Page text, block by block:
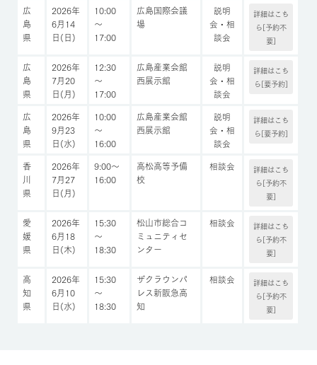
広
島
県
2026年
6月14
日(日)
10:00
～
17:00
広島国際会議
場
説明
会・相
談会
詳細はこち
ら[予約不
要]
広
島
県
2026年
7月20
日(月)
12:30
～
17:00
広島産業会館
西展示館
説明
会・相
談会
詳細はこち
ら[要予約]
広
島
県
2026年
9月23
日(水)
10:00
～
16:00
広島産業会館
西展示館
説明
会・相
談会
詳細はこち
ら[要予約]
香
川
県
2026年
7月27
日(月)
9:00～
16:00
高松高等予備
校
相談会
詳細はこち
ら[予約不
要]
愛
媛
県
2026年
6月18
日(木)
15:30
～
18:30
松山市総合コ
ミュニティセ
ンター
相談会
詳細はこち
ら[予約不
要]
高
知
県
2026年
6月10
日(水)
15:30
～
18:30
ザクラウンパ
レス新阪急高
知
相談会
詳細はこち
ら[予約不
要]